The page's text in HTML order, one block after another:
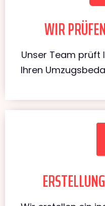
WIR
Unser Team prüft
Ihren